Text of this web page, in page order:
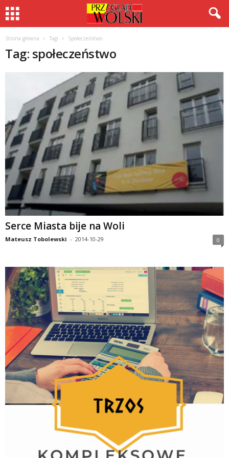
Strona główna Tagi Społeczeństwo
Tag: społeczeństwo
Serce Miasta bije na Woli
Mateusz Tobolewski - 2014-10-29 0